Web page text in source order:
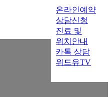
온라인예약
상담신청
진료 및
위치안내
카톡 상담
위드유TV